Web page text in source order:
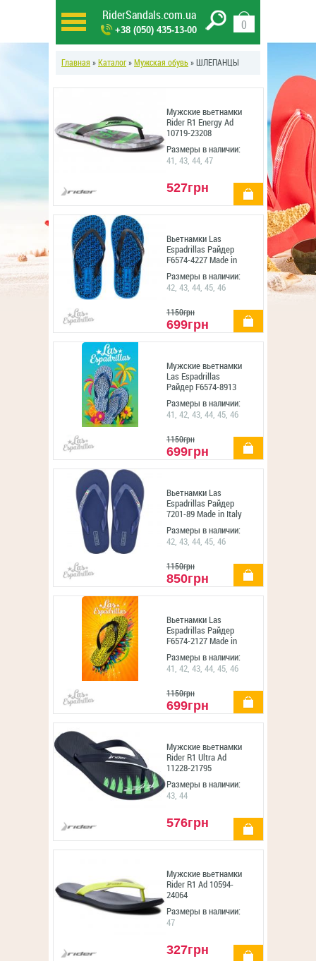
RiderSandals.com.ua
+38 (050) 435-13-00 0
Главная » Каталог» Мужская обувь » ШЛЕПАНЦЫ
Мужские вьетнамки
Rider R1 Energy Ad
10719-23208
Размеры в наличии:
41, 43, 44, 47
527грн купить
Вьетнамки Las
Espadrillas Райдер
F6574-4227 Made in
Italy (голубой/
чёрный)
Размеры в наличии:
42, 43, 44, 45, 46
1150грн
699грн
купить
Мужские вьетнамки
Las Espadrillas
Райдер F6574-8913
Made in Italy (синий)
Размеры в наличии:
41, 42, 43, 44, 45, 46
1150грн
699грн
купить
Вьетнамки Las
Espadrillas Райдер
7201-89 Made in Italy
(чёрный/синий)
Размеры в наличии:
42, 43, 44, 45, 46
1150грн
850грн
купить
Вьетнамки Las
Espadrillas Райдер
F6574-2127 Made in
Italy унисекс
(чёрный/жёлтый)
Размеры в наличии:
41, 42, 43, 44, 45, 46
1150грн
699грн
купить
Мужские вьетнамки
Rider R1 Ultra Ad
11228-21795
Размеры в наличии:
43, 44
576грн купить
Мужские вьетнамки
Rider R1 Ad 10594-
24064
Размеры в наличии:
47
327грн купить